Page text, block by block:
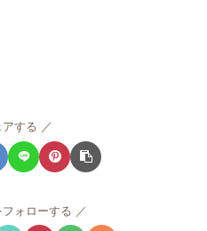
アする
ォローする